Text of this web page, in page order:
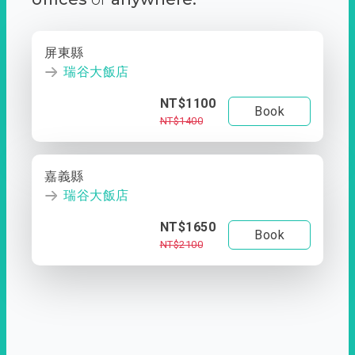
屏東縣
瑞谷大飯店
NT$1100
NT$1400
Book
嘉義縣
瑞谷大飯店
NT$1650
NT$2100
Book